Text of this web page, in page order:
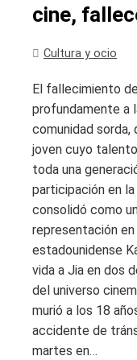
cine,
Cultura y ocio
El fallecimiento
profundamente a
comunidad sorda,
joven cuyo
toda una
participación en
consolidó como
representación
estadounidense
vida a Jia en dos
del universo
murió a los 18
accidente de
martes en…